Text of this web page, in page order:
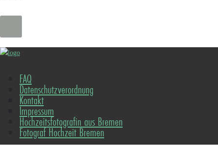
FAQ
Datenschutzverordnung
Kontakt
Impressum
Hochzeitsfotografin aus Bremen
Fotograf Hochzeit Bremen